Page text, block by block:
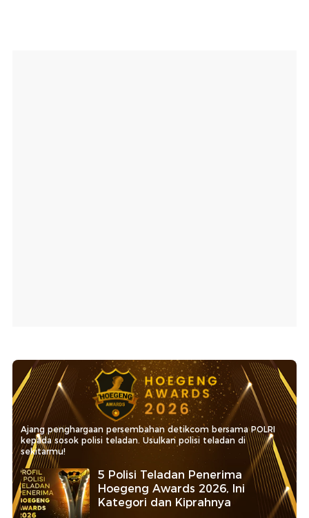
Ajang penghargaan persembahan detikcom bersama POLRI
kepada sosok polisi teladan. Usulkan polisi teladan di
sekitarmu!
5 Polisi Teladan Penerima
Hoegeng Awards 2026, Ini
Kategori dan Kiprahnya